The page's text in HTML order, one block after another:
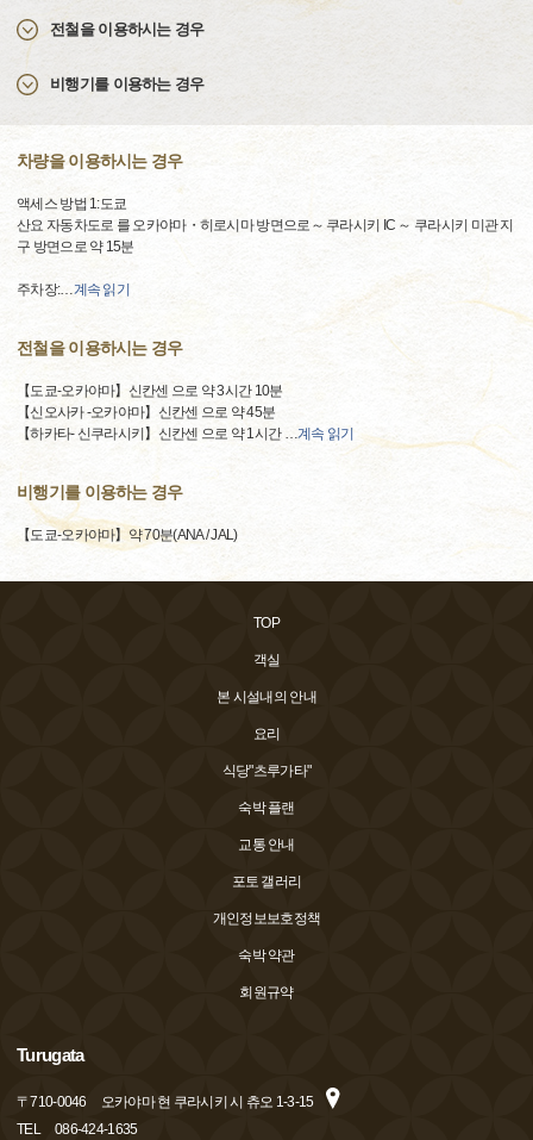
전철을 이용하시는 경우
비행기를 이용하는 경우
차량을 이용하시는 경우
액세스 방법 1:도쿄
산요 자동차도로 를 오카야마・히로시마 방면으로～ 쿠라시키 IC ～ 쿠라시키 미관 지
구 방면으로 약 15분
주차장:…계속 읽기
전철을 이용하시는 경우
【도쿄-오카야마】신칸센 으로 약 3시간 10분
【신오사카 -오카야마】신칸센 으로 약 45분
【하카타- 신쿠라시키】신칸센 으로 약 1시간 …계속 읽기
비행기를 이용하는 경우
【도쿄-오카야마】약 70분(ANA / JAL)
TOP
객실
본 시설내의 안내
요리
식당"츠루가타"
숙박 플랜
교통 안내
포토 갤러리
개인정보보호정책
숙박 약관
회원규약
Turugata
〒710-0046
오카야마 현 쿠라시키 시 츄오 1-3-15
TEL
086-424-1635